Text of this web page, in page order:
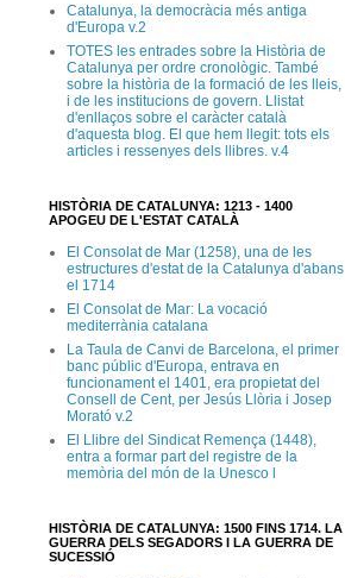
Catalunya, la democràcia més antiga
d'Europa v.2
TOTES les entrades sobre la Història de
Catalunya per ordre cronològic. També
sobre la història de la formació de les lleis,
i de les institucions de govern. Llistat
d'enllaços sobre el caràcter català
d'aquesta blog. El que hem llegit: tots els
articles i ressenyes dels llibres. v.4
HISTÒRIA DE CATALUNYA: 1213 - 1400
APOGEU DE L'ESTAT CATALÀ
El Consolat de Mar (1258), una de les
estructures d'estat de la Catalunya d'abans
el 1714
El Consolat de Mar: La vocació
mediterrània catalana
La Taula de Canvi de Barcelona, el primer
banc públic d'Europa, entrava en
funcionament el 1401, era propietat del
Consell de Cent, per Jesús Llòria i Josep
Morató v.2
El Llibre del Sindicat Remença (1448),
entra a formar part del registre de la
memòria del món de la Unesco l
HISTÒRIA DE CATALUNYA: 1500 FINS 1714. LA
GUERRA DELS SEGADORS I LA GUERRA DE
SUCESSIÓ